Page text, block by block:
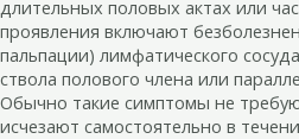
длительных половых актах или
проявления включают
пальпации) лимфатического
ствола полового члена или
Обычно такие симптомы не
исчезают самостоятельно в